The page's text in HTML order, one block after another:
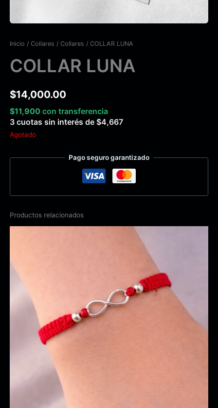
Inicio / Collares / Collares / COLLAR LUNA
COLLAR LUNA
$14,000.00
$11,900 con transferencia
3 cuotas sin interés de $4,667
Agotado
Pago seguro garantizado
Productos relacionados